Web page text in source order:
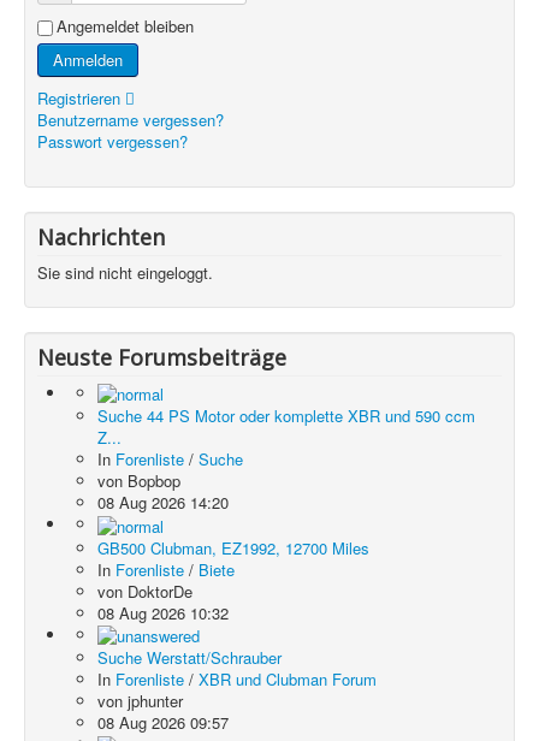
Angemeldet bleiben
Anmelden
Registrieren
Benutzername vergessen?
Passwort vergessen?
Nachrichten
Sie sind nicht eingeloggt.
Neuste Forumsbeiträge
Suche 44 PS Motor oder komplette XBR und 590 ccm
Z...
In Forenliste / Suche
von Bopbop
08 Aug 2026 14:20
GB500 Clubman, EZ1992, 12700 Miles
In Forenliste / Biete
von DoktorDe
08 Aug 2026 10:32
Suche Werstatt/Schrauber
In Forenliste / XBR und Clubman Forum
von jphunter
08 Aug 2026 09:57